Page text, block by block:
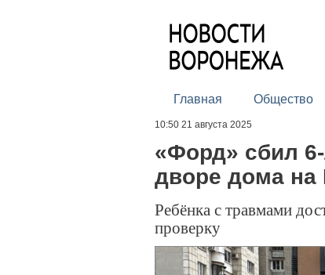
Главная Общество
10:50 21 августа 2025
«Форд» сбил
дворе дома на
Ребёнка с травмами
проверку